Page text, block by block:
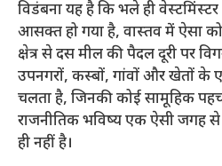
विडंबना यह है कि भले ही वेस्टमिंस्टर
आसक्त हो गया है, वास्तव में ऐसा
क्षेत्र से दस मील की पैदल दूरी पर
उपनगरों, कस्बों, गांवों और खेतों
चलता है, जिनकी कोई सामूहिक
राजनीतिक भविष्य एक ऐसी जगह से
ही नहीं है।